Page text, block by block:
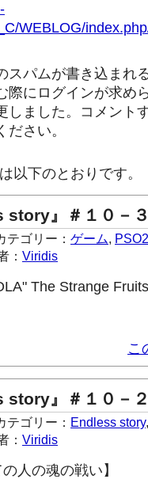
WEBLOG/
スパムが書き込まれ
際にログインが求め
しました。コメント
ださい。
以下のとおりです。
story』＃１０－
テゴリー： ゲーム, PSO2
： Viridis
The Strange
こ
story』＃１０－
テゴリー： Endless story
： Viridis
人の魂の戦い】